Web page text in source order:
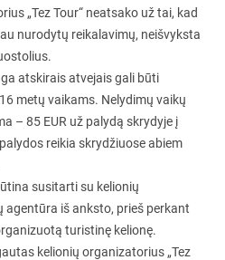
„Tez Tour“ neatsako už tai, kad
nurodytų reikalavimų, neišvyksta
atskirais atvejais gali būti
metų vaikams. Nelydimų vaikų
– 85 EUR už palydą skrydyje į
reikia skrydžiuose abiem
susitarti su kelionių
iš anksto, prieš perkant
turistinę kelionę.
kelionių organizatorius „Tez